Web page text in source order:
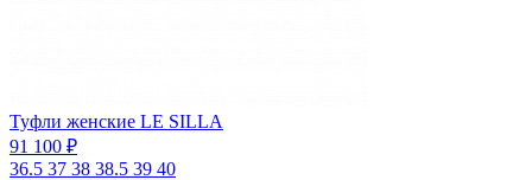
Туфли женские LE SILLA
91 100 ₽
36.5 37 38 38.5 39 40